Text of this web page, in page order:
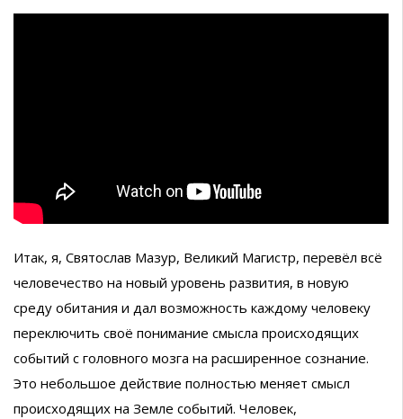
Итак, я, Святослав Мазур, Великий Магистр, перевёл всё
человечество на новый уровень развития, в новую
среду обитания и дал возможность каждому человеку
переключить своё понимание смысла происходящих
событий с головного мозга на расширенное сознание.
Это небольшое действие полностью меняет смысл
происходящих на Земле событий. Человек,